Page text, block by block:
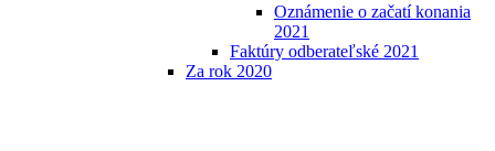
Oznámenie o začatí konania
2021
Faktúry odberateľské 2021
Za rok 2020